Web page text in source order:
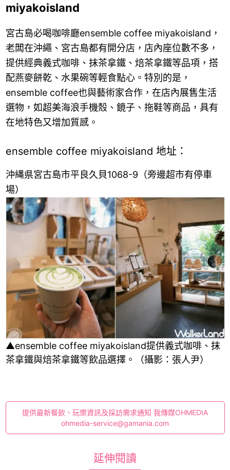
miyakoisland
宮古島必喝咖啡廳ensemble coffee miyakoisland，
老闆在沖繩、宮古島都有開分店，店內座位數不多，
提供經典義式咖啡、抹茶拿鐵、焙茶拿鐵等品項，搭
配燕麥餅乾、水果碗等輕食點心。特別的是，
ensemble coffee也與藝術家合作，在店內展售生活
選物，如超美海浪手機殼、鏡子、拖鞋等商品，具有
在地特色又增加質感。
ensemble coffee miyakoisland 地址：
沖縄県宮古島市平良久貝1068-9（旁邊超市有停車
場）
▲ensemble coffee miyakoisland提供義式咖啡、抹
茶拿鐵與焙茶拿鐵等飲品選擇。（攝影：張人尹）
提供最新餐飲、玩樂資訊及採訪需求通知 我傳媒OHMEDIA
ohmedia-service@gamania.com
延伸閱讀